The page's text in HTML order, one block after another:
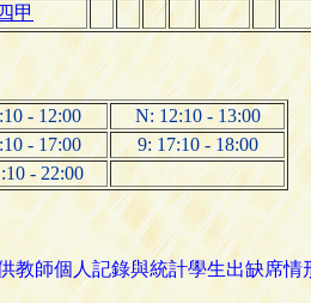
甲
- 12:00
N: 12:10 - 13:00
- 17:00
9: 17:10 - 18:00
- 22:00
師個人記錄與統計學生出缺席